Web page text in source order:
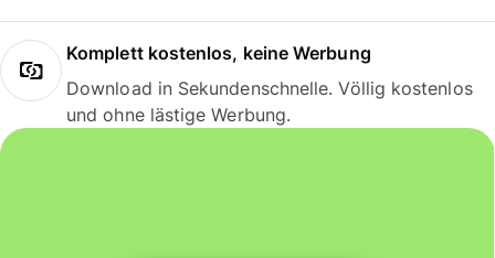
Komplett kostenlos, keine Werbung
Download in Sekundenschnelle. Völlig kostenlos
und ohne lästige Werbung.